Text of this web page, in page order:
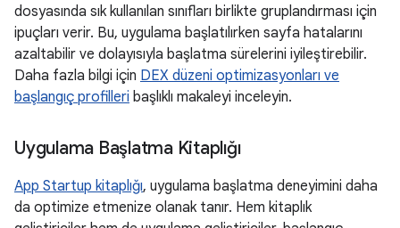
dosyasında sık kullanılan sınıfları birlikte gruplandırması için
ipuçları verir. Bu, uygulama başlatılırken sayfa hatalarını
azaltabilir ve dolayısıyla başlatma sürelerini iyileştirebilir.
Daha fazla bilgi için DEX düzeni optimizasyonları ve
başlangıç profilleri başlıklı makaleyi inceleyin.
Uygulama Başlatma Kitaplığı
App Startup kitaplığı, uygulama başlatma deneyimini daha
da optimize etmenize olanak tanır. Hem kitaplık